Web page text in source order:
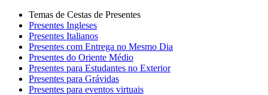
Temas de Cestas de Presentes
Presentes Ingleses
Presentes Italianos
Presentes com Entrega no Mesmo Dia
Presentes do Oriente Médio
Presentes para Estudantes no Exterior
Presentes para Grávidas
Presentes para eventos virtuais